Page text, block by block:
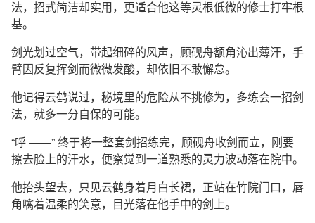
法，招式简洁却实用，更适合他这等灵根低微的修士打牢根
基。
剑光划过空气，带起细碎的风声，顾砚舟额角沁出薄汗，手
臂因反复挥剑而微微发酸，却依旧不敢懈怠。
他记得云鹤说过，秘境里的危险从不挑修为，多练会一招剑
法，就多一分自保的可能。
“呼 ——” 终于将一整套剑招练完，顾砚舟收剑而立，刚要
擦去脸上的汗水，便察觉到一道熟悉的灵力波动落在院中。
他抬头望去，只见云鹤身着月白长裙，正站在竹院门口，唇
角噙着温柔的笑意，目光落在他手中的剑上。